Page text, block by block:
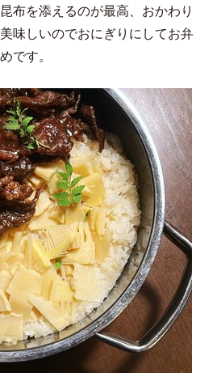
布を添えるのが最高、おかわり
味しいのでおにぎりにしてお弁
です。